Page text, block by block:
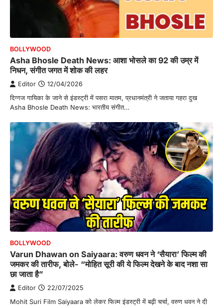
BOLLYWOOD
Asha Bhosle Death News: आशा भोसले का 92 की उम्र में
निधन, संगीत जगत में शोक की लहर
Editor 12/04/2026
दिग्गज गायिका के जाने से इंडस्ट्री में पसरा मातम, प्रधानमंत्री ने जताया गहरा दुख
Asha Bhosle Death News: भारतीय संगीत…
BOLLYWOOD
Varun Dhawan on Saiyaara: वरुण धवन ने ‘सैयारा’ फिल्म की
जमकर की तारीफ, बोले- “मोहित सूरी की ये फिल्म देखने के बाद नशा सा
छा जाता है”
Editor 22/07/2025
Mohit Suri Film Saiyaara को लेकर फिल्म इंडस्ट्री में बढ़ी चर्चा, वरुण धवन ने दी